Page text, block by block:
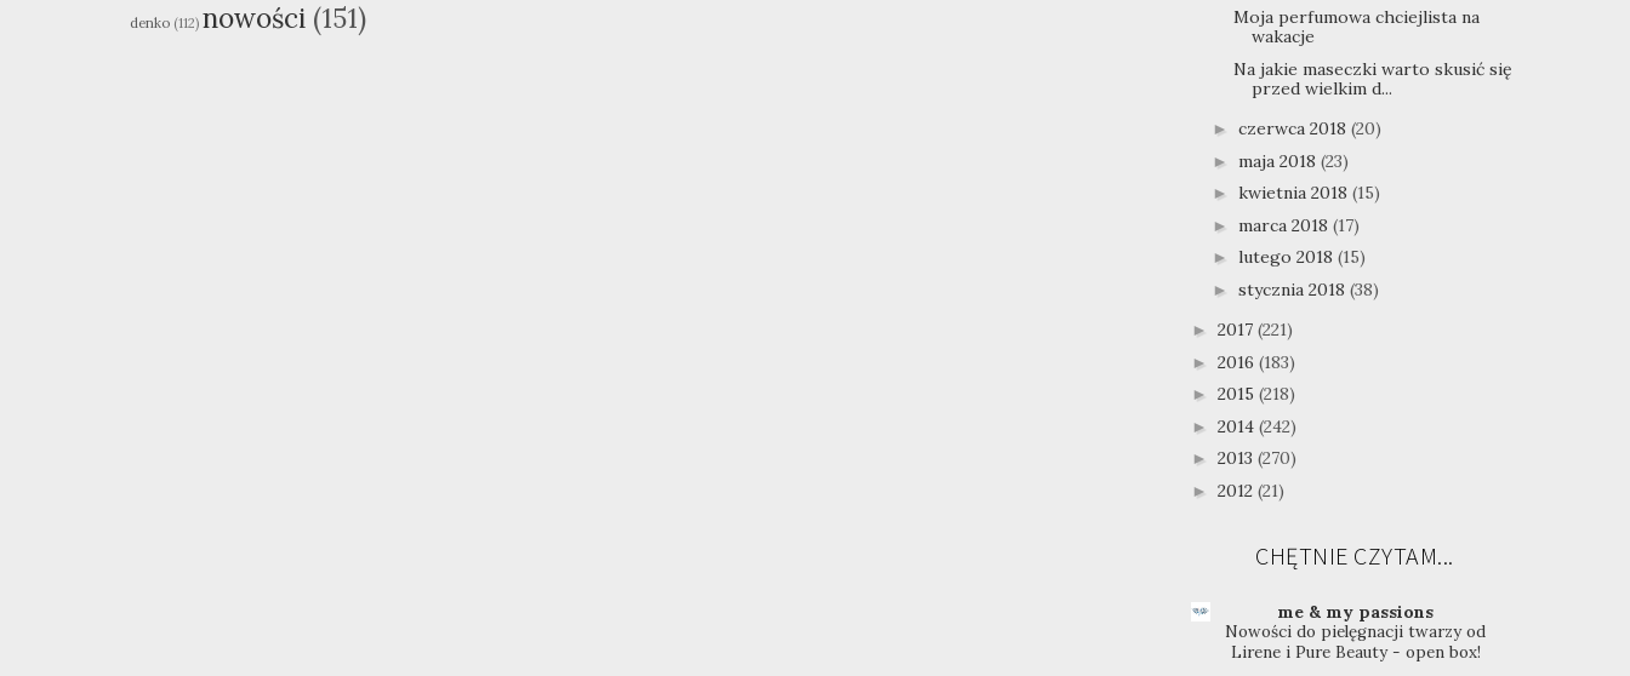
denko (112) nowości (151)
Moja perfumowa chciejlista na
wakacje
Na jakie maseczki warto skusić się
przed wielkim d...
► czerwca 2018 (20)
► maja 2018 (23)
► kwietnia 2018 (15)
► marca 2018 (17)
► lutego 2018 (15)
► stycznia 2018 (38)
► 2017 (221)
► 2016 (183)
► 2015 (218)
► 2014 (242)
► 2013 (270)
► 2012 (21)
CHĘTNIE CZYTAM...
me & my passions
Nowości do pielęgnacji twarzy od
Lirene i Pure Beauty - open box!